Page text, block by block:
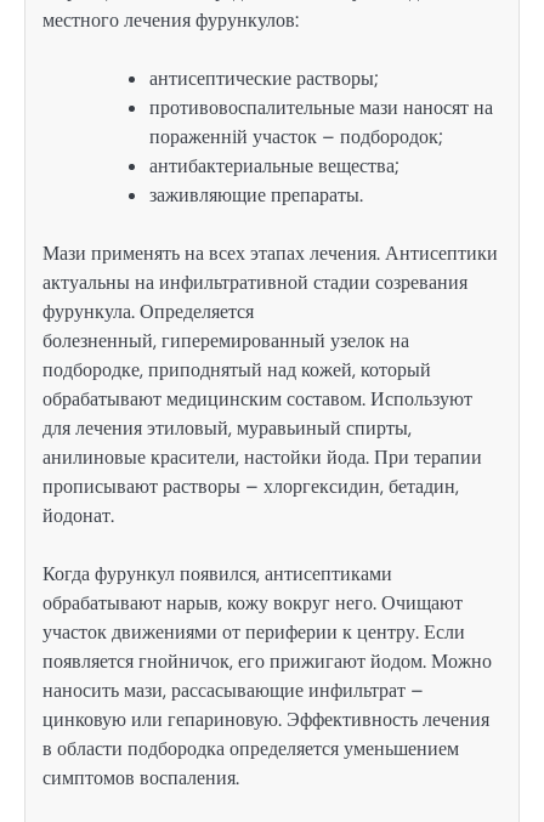
местного лечения фурункулов:
антисептические растворы;
противовоспалительные мази наносят на
пораженній участок – подбородок;
антибактериальные вещества;
заживляющие препараты.
Мази применять на всех этапах лечения. Антисептики
актуальны на инфильтративной стадии созревания
фурункула. Определяется
болезненный, гиперемированный узелок на
подбородке, приподнятый над кожей, который
обрабатывают медицинским составом. Используют
для лечения этиловый, муравьиный спирты,
анилиновые красители, настойки йода. При терапии
прописывают растворы – хлоргексидин, бетадин,
йодонат.
Когда фурункул появился, антисептиками
обрабатывают нарыв, кожу вокруг него. Очищают
участок движениями от периферии к центру. Если
появляется гнойничок, его прижигают йодом. Можно
наносить мази, рассасывающие инфильтрат –
цинковую или гепариновую. Эффективность лечения
в области подбородка определяется уменьшением
симптомов воспаления.